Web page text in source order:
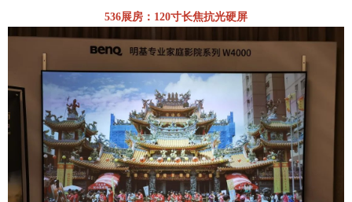
536展房：120寸长焦抗光硬屏